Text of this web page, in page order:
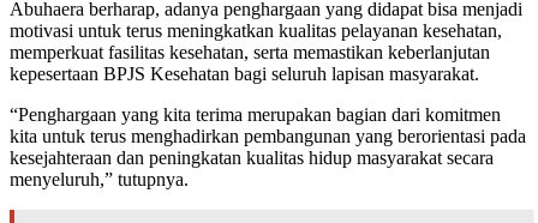
Abuhaera berharap, adanya penghargaan yang didapat bisa menjadi
motivasi untuk terus meningkatkan kualitas pelayanan kesehatan,
memperkuat fasilitas kesehatan, serta memastikan keberlanjutan
kepesertaan BPJS Kesehatan bagi seluruh lapisan masyarakat.
“Penghargaan yang kita terima merupakan bagian dari komitmen
kita untuk terus menghadirkan pembangunan yang berorientasi pada
kesejahteraan dan peningkatan kualitas hidup masyarakat secara
menyeluruh,” tutupnya.